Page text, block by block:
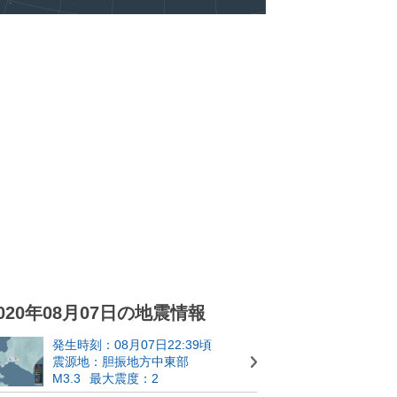
年08月07日の地震情報
発生時刻：08月07日22:39頃
震源地：胆振地方中東部
M3.3
最大震度：2